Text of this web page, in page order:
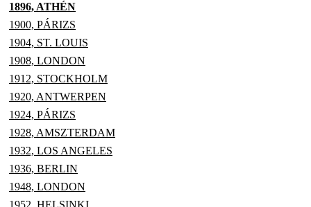
1896, ATHÉN
1900, PÁRIZS
1904, ST. LOUIS
1908, LONDON
1912, STOCKHOLM
1920, ANTWERPEN
1924, PÁRIZS
1928, AMSZTERDAM
1932, LOS ANGELES
1936, BERLIN
1948, LONDON
1952, HELSINKI